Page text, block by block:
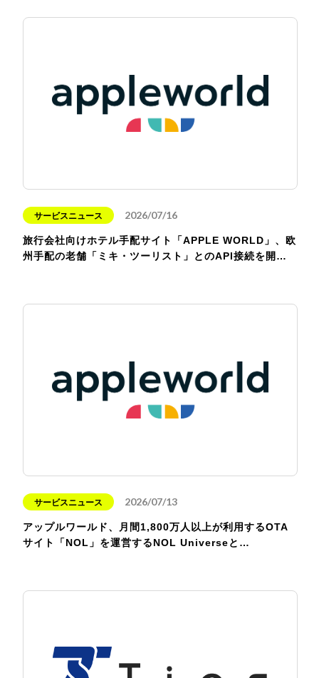
サービスニュース 2026/07/16
旅行会社向けホテル手配サイト「APPLE WORLD」、欧
州手配の老舗「ミキ・ツーリスト」とのAPI接続を開…
サービスニュース 2026/07/13
アップルワールド、月間1,800万人以上が利用するOTA
サイト「NOL」を運営するNOL Universeと…